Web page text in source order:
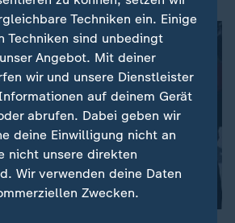
Techniken ein. Einige
Techniken sind unbedingt
Angebot. Mit deiner
wir und unsere Dienstleister
auf deinem Gerät
abrufen. Dabei geben wir
deine Einwilligung nicht an
nicht unsere direkten
Wir verwenden deine Daten
Zwecken.